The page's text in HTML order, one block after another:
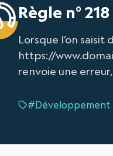
Règle n°
Lorsque l’on
https://
renvoie une
#Développement